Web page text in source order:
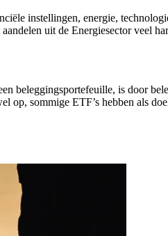
instellingen, energie,
uit de Energiesector veel
beleggingsportefeuille, is door
op, sommige ETF’s hebben als